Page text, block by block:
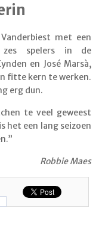
met een
zes spelers in de
en José Marsà,
fitte kern te werken.
erg dun.
te veel geweest
het een lang seizoen
Robbie Maes